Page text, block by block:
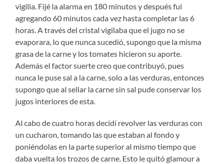
vigilia. Fijé la alarma en 180 minutos y después fui
agregando 60 minutos cada vez hasta completar las 6
horas. A través del cristal vigilaba que el jugo no se
evaporara, lo que nunca sucedió, supongo que la misma
grasa de la carne y los tomates hicieron su aporte.
Además el factor suerte creo que contribuyó, pues
nunca le puse sal a la carne, solo a las verduras, entonces
supongo que al sellar la carne sin sal pude conservar los
jugos interiores de esta.
Al cabo de cuatro horas decidí revolver las verduras con
un cucharon, tomando las que estaban al fondo y
poniéndolas en la parte superior al mismo tiempo que
daba vuelta los trozos de carne. Esto le quitó glamour a